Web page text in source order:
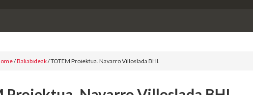
/Baliabideak/TOTEM Proiektua. Navarro Villoslada BHI.